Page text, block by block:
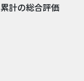
累計の総合評価